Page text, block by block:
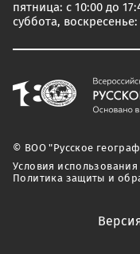
пятница: с 10:00 до
суббота,
© ВОО "Русское
Условия
Политика защиты и